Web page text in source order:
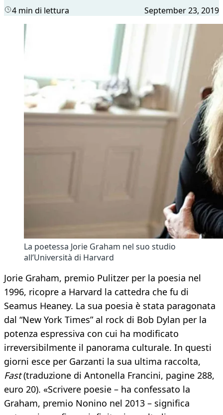
4 min di lettura September 23, 2019
La poetessa Jorie Graham nel suo studio
all’Università di Harvard
Jorie Graham, premio Pulitzer per la poesia nel
1996, ricopre a Harvard la cattedra che fu di
Seamus Heaney. La sua poesia è stata paragonata
dal “New York Times” al rock di Bob Dylan per la
potenza espressiva con cui ha modificato
irreversibilmente il panorama culturale. In questi
giorni esce per Garzanti la sua ultima raccolta,
Fast(traduzione di Antonella Francini, pagine 288,
euro 20). «Scrivere poesie – ha confessato la
Graham, premio Nonino nel 2013 – significa